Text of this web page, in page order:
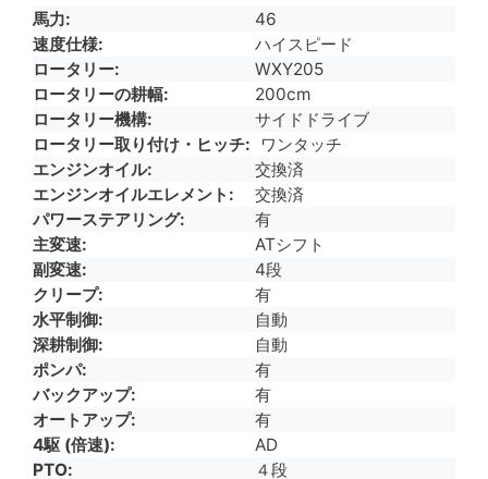
馬力
46
速度仕様
ハイスピード
ロータリー
WXY205
ロータリーの耕幅
200cm
ロータリー機構
サイドドライブ
ロータリー取り付け・ヒッチ
ワンタッチ
エンジンオイル
交換済
エンジンオイルエレメント
交換済
パワーステアリング
有
主変速
ATシフト
副変速
4段
クリープ
有
水平制御
自動
深耕制御
自動
ポンパ
有
バックアップ
有
オートアップ
有
4駆 (倍速)
AD
PTO
４段